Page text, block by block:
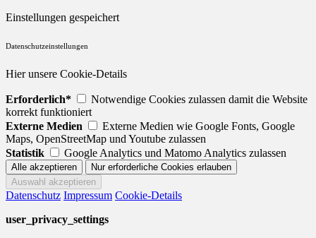
Einstellungen gespeichert
Datenschutzeinstellungen
Hier unsere Cookie-Details
Erforderlich*
Notwendige Cookies zulassen damit die Website
korrekt funktioniert
Externe Medien
Externe Medien wie Google Fonts, Google
Maps, OpenStreetMap und Youtube zulassen
Statistik
Google Analytics und Matomo Analytics zulassen
Datenschutz Impressum Cookie-Details
user_privacy_settings